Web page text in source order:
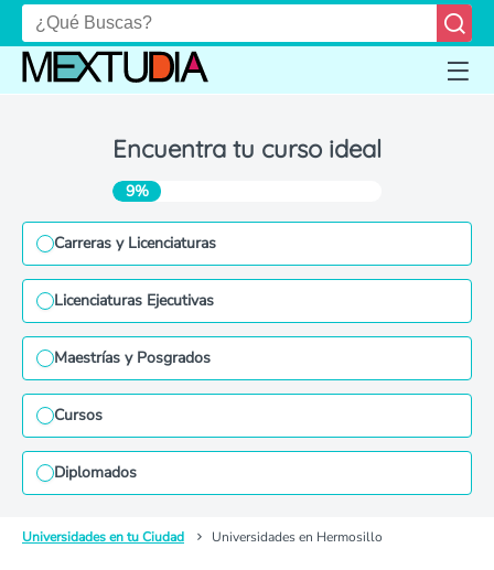
Encuentra tu curso ideal
9%
Carreras y Licenciaturas
Licenciaturas Ejecutivas
Maestrías y Posgrados
Cursos
Diplomados
Universidades en tu Ciudad Universidades en Hermosillo